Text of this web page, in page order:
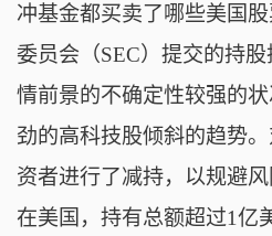
冲基金都买卖了哪些美国
委员会（SEC）提交的持
情前景的不确定性较强的
劲的高科技股倾斜的趋势
资者进行了减持，以规避风
在美国，持有总额超过1亿